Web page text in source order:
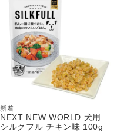
新着
NEXT NEW WORLD 犬用
シルクフル チキン味 100g